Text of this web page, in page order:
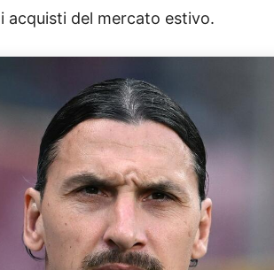
acquisti del mercato estivo.